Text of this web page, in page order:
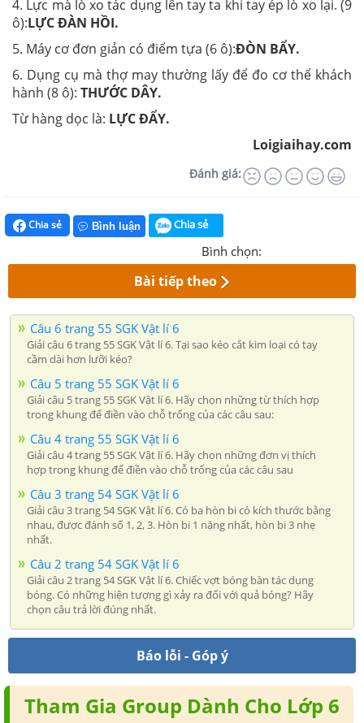
4. Lực mà lò xo tác dụng lên tay ta khi tay ép lò xo lại. (9
ô):LỰC ĐÀN HỒI.
5. Máy cơ đơn giản có điểm tựa (6 ô):ĐÒN BẨY.
6. Dụng cụ mà thợ may thường lấy để đo cơ thể khách
hành (8 ô): THƯỚC DÂY.
Từ hàng dọc là: LỰC ĐẨY.
Loigiaihay.com
Đánh giá:
Chia sẻ Bình luận Chia sẻ
Bình chọn:
Bài tiếp theo
Câu 6 trang 55 SGK Vật lí 6
Giải câu 6 trang 55 SGK Vật lí 6. Tại sao kéo cắt kim loại có tay
cầm dài hơn lưỡi kéo?
Câu 5 trang 55 SGK Vật lí 6
Giải câu 5 trang 55 SGK Vật lí 6. Hãy chọn những từ thích hợp
trong khung để điền vào chỗ trống của các câu sau:
Câu 4 trang 55 SGK Vật lí 6
Giải câu 4 trang 55 SGK Vật lí 6. Hãy chọn những đơn vị thích
hợp trong khung để điền vào chỗ trống của các câu sau
Câu 3 trang 54 SGK Vật lí 6
Giải câu 3 trang 54 SGK Vật lí 6. Có ba hòn bi có kích thước bằng
nhau, được đánh số 1, 2, 3. Hòn bi 1 nặng nhất, hòn bi 3 nhẹ
nhất.
Câu 2 trang 54 SGK Vật lí 6
Giải câu 2 trang 54 SGK Vật lí 6. Chiếc vợt bóng bàn tác dụng
bóng. Có những hiện tượng gì xảy ra đối với quả bóng? Hãy
chọn câu trả lời đúng nhất.
Báo lỗi - Góp ý
Tham Gia Group Dành Cho Lớp 6